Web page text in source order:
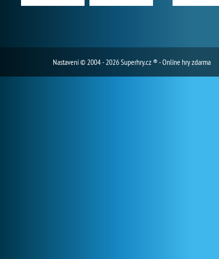
Nastavení© 2004 - 2026 Superhry.cz ® - Online hry zdarma